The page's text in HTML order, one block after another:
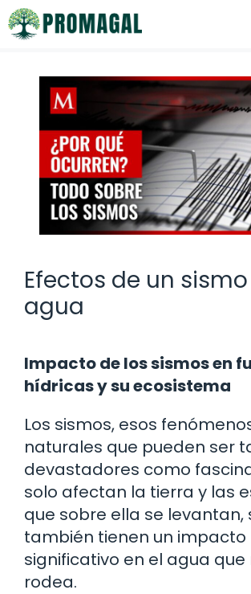
Saltar
al
Efectos de un
agua
Impacto de los sismos en
hídricas y su ecosistema
Los sismos, esos
naturales que pueden ser
devastadores como
solo afectan la tierra y las
que sobre ella se levantan,
también tienen un impacto
significativo en el agua que
rodea.